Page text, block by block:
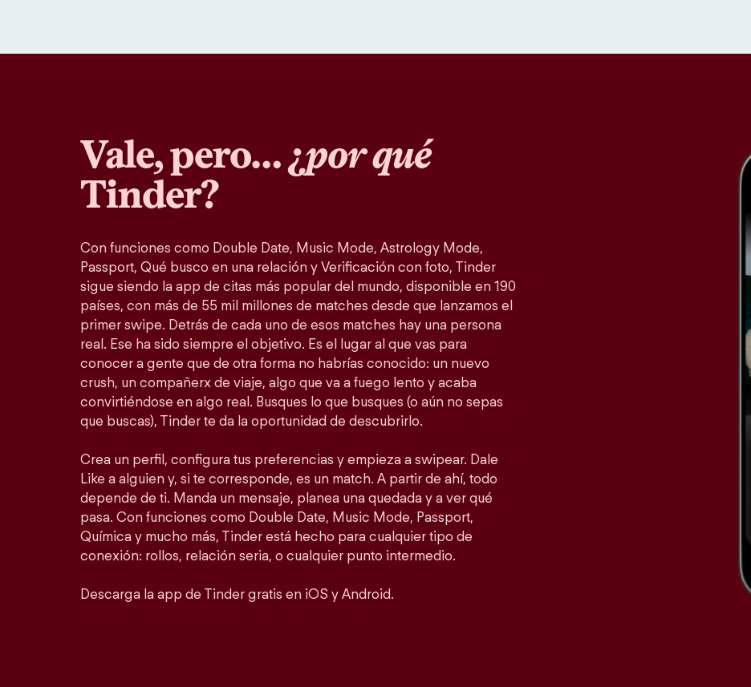
Vale, pero… ¿por qué
Tinder?
Con funciones como Double Date, Music Mode, Astrology Mode,
Passport, Qué busco en una relación y Verificación con foto, Tinder
sigue siendo la app de citas más popular del mundo, disponible en 190
países, con más de 55 mil millones de matches desde que lanzamos el
primer swipe. Detrás de cada uno de esos matches hay una persona
real. Ese ha sido siempre el objetivo. Es el lugar al que vas para
conocer a gente que de otra forma no habrías conocido: un nuevo
crush, un compañerx de viaje, algo que va a fuego lento y acaba
convirtiéndose en algo real. Busques lo que busques (o aún no sepas
que buscas), Tinder te da la oportunidad de descubrirlo.
Crea un perfil, configura tus preferencias y empieza a swipear. Dale
Like a alguien y, si te corresponde, es un match. A partir de ahí, todo
depende de ti. Manda un mensaje, planea una quedada y a ver qué
pasa. Con funciones como Double Date, Music Mode, Passport,
Química y mucho más, Tinder está hecho para cualquier tipo de
conexión: rollos, relación seria, o cualquier punto intermedio.
Descarga la app de Tinder gratis en iOS y Android.